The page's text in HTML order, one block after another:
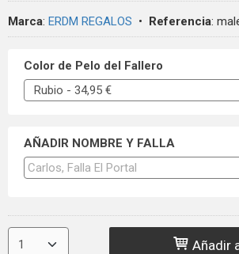
Marca: ERDM REGALOS • Referencia:
Color de Pelo del Fallero
AÑADIR NOMBRE Y FALLA
Añadir